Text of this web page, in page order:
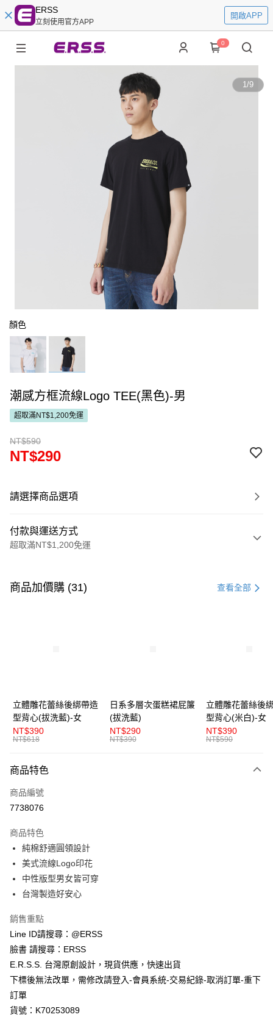
ERSS
立刻使用官方APP
開啟APP
0
1/9
顏色
潮感方框流線Logo TEE(黑色)-男
超取滿NT$1,200免運
NT$590
NT$290
請選擇商品選項
付款與運送方式
超取滿NT$1,200免運
信用卡一次付款
悠遊付
AFTEE先享後付
相關說明
便利好安心！
２．便利：只要手機號碼，簡訊認證，即可結帳。
３．安心：先確認商品／服務後，再付款。
【「AFTEE先享後付」結帳流程】
１．於結帳方式選擇「AFTEE先享後付」後，將跳轉至「AFTEE先享後付」
結帳頁面，進行簡訊認證並確認金額後，即可完成結帳。
２．訂單成立數日內，您將收到繳費通知簡訊。
３．收到繳費通知簡訊後14天內，點擊此簡訊中的連結，可透過四大超商／
ATM／網路銀行／等多元方式進行付款，方視為交易完成。
※ 請注意：結帳手續完成當下不需立刻繳費，但若您需要取消訂單，請聯絡
後付繳納相關費用。
※ 交易是否成功請以「AFTEE先享後付 」之結帳頁面顯示為準，若有關於
是否繳費成功／繳費後需取消欲退款等相關疑問，請聯繫「AFTEE先享後付
客戶支援中心」https://netprotections.freshdesk.com/support/home
【注意事項】
１．透過由恩沛科技股份有限公司提供之「AFTEE先享後付」服務完成之交
易，需依本服務之必要範圍內提供個人資料，並將交易相關給付款項請求債
２．關於個人資料處理事宜，請瀏覽以下網址：
運送方式
全家取貨付款
付款後全家取貨
每筆NT$80，滿NT$1,200(含以上)免運費
付款後萊爾富取貨
7-11取貨付款
每筆NT$80，滿NT$1,200(含以上)免運費
付款後7-11取貨
商品加價購 (31) 查看全部
立體雕花蕾絲後綁帶造
型背心(拔洗藍)-女
NT$390
NT$618
日系多層次蛋糕裙屁簾
(拔洗藍)
NT$290
NT$390
立體雕花蕾絲後
型背心(米白)-女
NT$390
NT$590
商品特色
商品編號
7738076
商品特色
純棉舒適圓領設計
美式流線Logo印花
中性版型男女皆可穿
台灣製造好安心
銷售重點
Line ID請搜尋：@ERSS
臉書 請搜尋：ERSS
E.R.S.S. 台灣原創設計，現貨供應，快速出貨
下標後無法改單，需修改請登入-會員系統-交易紀錄-取消訂單-重下
訂單
貨號：K70253089